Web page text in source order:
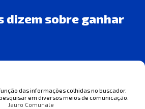
dizem sobre ganhar
das informações colhidas no buscador.
em diversos meios de comunicação.
Jauro Comunale